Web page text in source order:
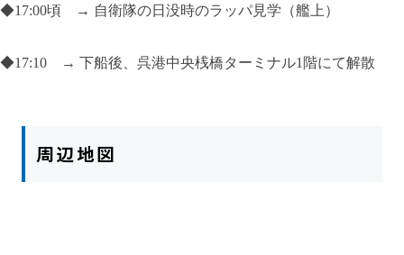
◆17:00頃 → 自衛隊の日没時のラッパ見学（艦上）
◆17:10 → 下船後、呉港中央桟橋ターミナル1階にて解散
周辺地図